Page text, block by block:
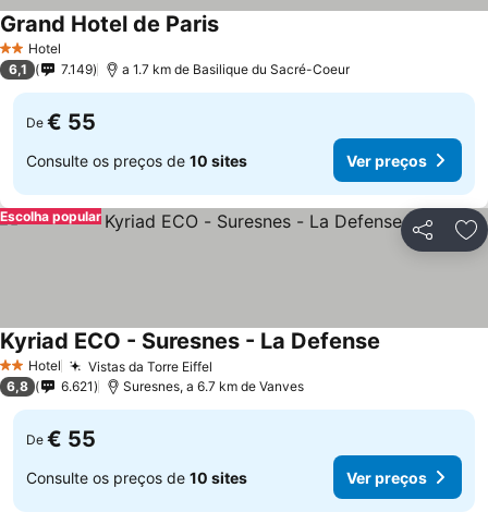
2 Estrelas
Hotel
Grand Hotel de Paris
6,1 7.149 a 1.7 km de Basilique du Sacré-Coeur
De € 55
Consulte os preços de 10 sites Ver preços
Partilhar
Escolha popular
2 Estrelas
Hotel Vistas da Torre Eiffel
Kyriad ECO - Suresnes - La Defense
6,8 6.621 Suresnes, a 6.7 km de Vanves
De € 55
Consulte os preços de 10 sites Ver preços